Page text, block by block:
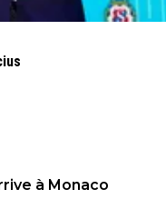
à Monaco